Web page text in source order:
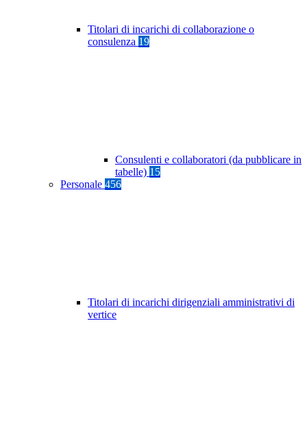
Titolari di incarichi di collaborazione o
consulenza 19
Consulenti e collaboratori (da pubblicare in
tabelle) 15
Personale 456
Titolari di incarichi dirigenziali amministrativi di
vertice